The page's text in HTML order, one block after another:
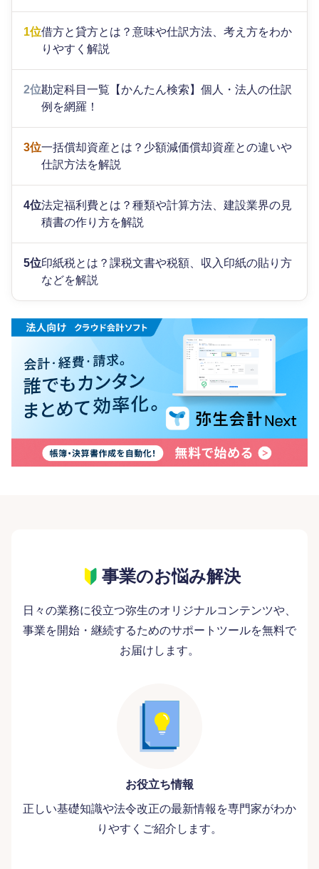
1位借方と貸方とは？意味や仕訳方法、考え方をわか
りやすく解説
2位勘定科目一覧【かんたん検索】個人・法人の仕訳
例を網羅！
3位一括償却資産とは？少額減価償却資産との違いや
仕訳方法を解説
4位法定福利費とは？種類や計算方法、建設業界の見
積書の作り方を解説
5位印紙税とは？課税文書や税額、収入印紙の貼り方
などを解説
事業のお悩み解決
日々の業務に役立つ弥生のオリジナルコンテンツや、
事業を開始・継続するためのサポートツールを無料で
お届けします。
お役立ち情報
正しい基礎知識や法令改正の最新情報を専門家がわか
りやすくご紹介します。